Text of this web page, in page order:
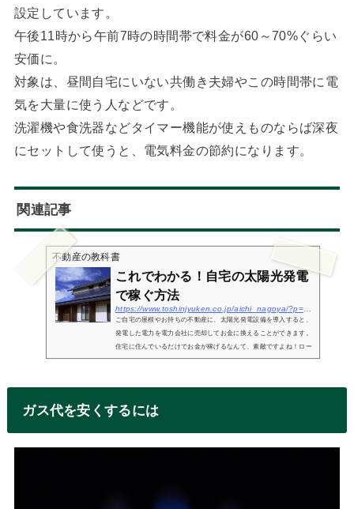
設定しています。
午後11時から午前7時の時間帯で料金が60～70%ぐらい
安価に。
対象は、昼間自宅にいない共働き夫婦やこの時間帯に電
気を大量に使う人などです。
洗濯機や食洗器などタイマー機能が使えものならば深夜
にセットして使うと、電気料金の節約になります。
関連記事
不動産の教科書
これでわかる！自宅の太陽光発電
で稼ぐ方法
ご自宅の屋根やお持ちの不動産に、太陽光発電設備を導入すると、
発電した電力を電力会社に売却してお金に換えることができます。
住宅に住んでいるだけでお金が稼げるなんて、素敵ですよね！ロー
ンの返済の足しになるかもしれません。稼げるといってもどの程度
ガス代を安くするには